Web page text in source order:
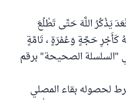
يَذْكُرُ اللَّهَ حَتَّى تَطْلُعَ
كَأَجْرِ حَجَّةٍ وَعُمْرَةٍ ، تَامَّةٍ
"السلسلة الصحيحة" برقم
لحصوله بقاء المصلي